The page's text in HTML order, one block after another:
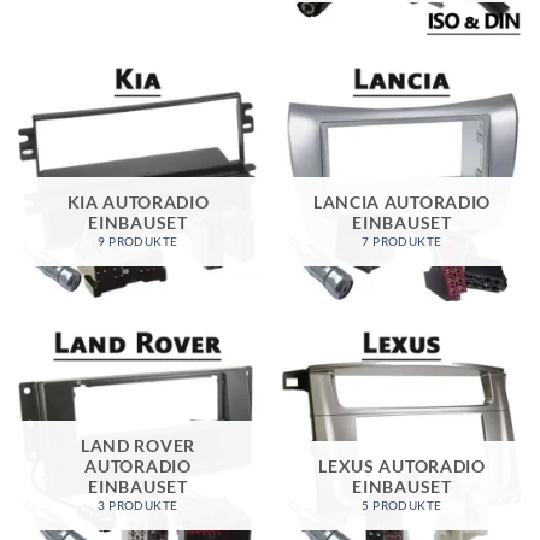
KIA AUTORADIO
EINBAUSET
9 PRODUKTE
LANCIA AUTORADIO
EINBAUSET
7 PRODUKTE
LAND ROVER
AUTORADIO
EINBAUSET
3 PRODUKTE
LEXUS AUTORADIO
EINBAUSET
5 PRODUKTE